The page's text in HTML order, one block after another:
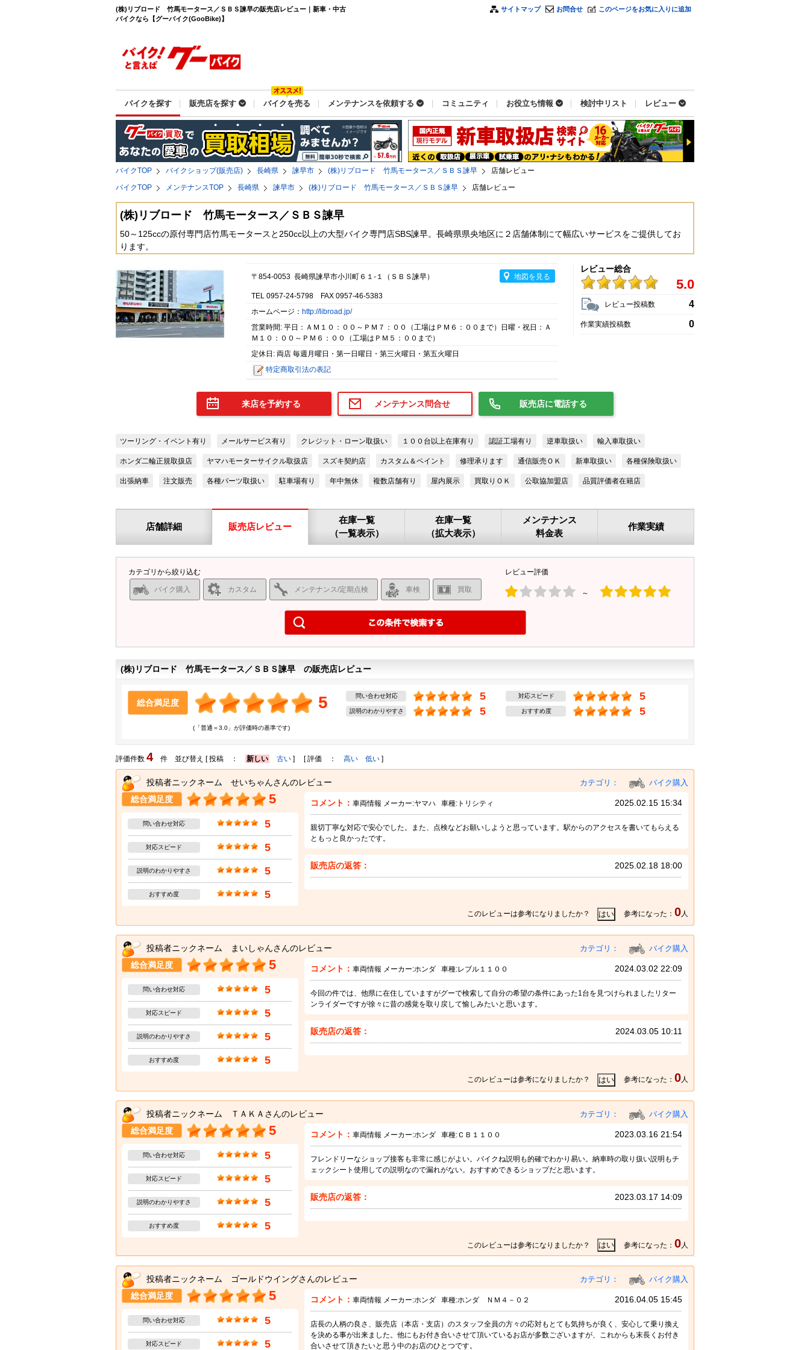
(株)リブロード 竹馬モータース／ＳＢＳ諫早の販売店レビュー｜新車・中古
バイクなら【グーバイク(GooBike)】
サイトマップ お問合せ このページをお気に入りに追加
バイクを探す 販売店を探す バイクを売る メンテナンスを依頼する コミュニティ お役立ち情報 検討中リスト レビュー
バイクTOP バイクショップ(販売店) 長崎県 諫早市 (株)リブロード 竹馬モータース／ＳＢＳ諫早
店舗レビュー
バイクTOP
メンテナンスTOP 長崎県 諫早市 (株)リブロード 竹馬モータース／ＳＢＳ諫早 店舗レビュー
(株)リブロード 竹馬モータース／ＳＢＳ諫早
50～125ccの原付専門店竹馬モータースと250cc以上の大型バイク専門店SBS諫早。長崎県県央地区に２店舗体制にて幅広いサービスをご提供してお
ります。
〒854-0053 長崎県諫早市小川町６１-１（ＳＢＳ諫早） 地図を見る
TEL 0957-24-5798 FAX 0957-46-5383
ホームページ： http://libroad.jp/
営業時間: 平日：ＡＭ１０：００～ＰＭ７：００（工場はＰＭ６：００まで）日曜・祝日：Ａ
Ｍ１０：００～ＰＭ６：００（工場はＰＭ５：００まで）
定休日: 両店 毎週月曜日・第一日曜日・第三火曜日・第五火曜日
特定商取引法の表記
レビュー総合
5.0
レビュー投稿数 4
作業実績投稿数 0
来店を予約する メンテナンス問合せ 販売店に電話する
ツーリング・イベント有り メールサービス有り クレジット・ローン取扱い １００台以上在庫有り 認証工場有り 逆車取扱い 輸入車取扱い
ホンダ二輪正規取扱店 ヤマハモーターサイクル取扱店 スズキ契約店 カスタム＆ペイント 修理承ります 通信販売ＯＫ 新車取扱い 各種保険取扱い
出張納車 注文販売 各種パーツ取扱い 駐車場有り 年中無休 複数店舗有り 屋内展示 買取りＯＫ 公取協加盟店 品質評価者在籍店
店舗詳細 販売店レビュー
在庫一覧
（一覧表示）
在庫一覧
（拡大表示）
メンテナンス
料金表
作業実績
カテゴリから絞り込む
バイク購入 カスタム メンテナンス/定期点検 車検 買取
レビュー評価
～
(株)リブロード 竹馬モータース／ＳＢＳ諫早 の販売店レビュー
総合満足度 5
(「普通＝3.0」が評価時の基準です)
問い合わせ対応 5 対応スピード 5
説明のわかりやすさ 5 おすすめ度 5
評価件数 4 件 並び替え [ 投稿 ： 新しい 古い ] [ 評価 ： 高い 低い ]
投稿者ニックネーム せいちゃんさんのレビュー カテゴリ： バイク購入
総合満足度 5
問い合わせ対応 5
対応スピード 5
説明のわかりやすさ 5
おすすめ度 5
コメント： 車両情報 メーカー:ヤマハ 車種: トリシティ 2025.02.15 15:34
親切丁寧な対応で安心でした。また、点検などお願いしようと思っています。駅からのアクセスを書いてもらえる
ともっと良かったです。
販売店の返答： 2025.02.18 18:00
このレビューは参考になりましたか？ 参考になった： 0人
投稿者ニックネーム まいしゃんさんのレビュー カテゴリ： バイク購入
総合満足度 5
問い合わせ対応 5
対応スピード 5
説明のわかりやすさ 5
おすすめ度 5
コメント： 車両情報 メーカー:ホンダ 車種:レブル１１００ 2024.03.02 22:09
今回の件では、他県に在住していますがグーで検索して自分の希望の条件にあった1台を見つけられましたリター
ンライダーですが徐々に昔の感覚を取り戻して愉しみたいと思います。
販売店の返答： 2024.03.05 10:11
このレビューは参考になりましたか？ 参考になった： 0人
投稿者ニックネーム ＴＡＫＡさんのレビュー カテゴリ： バイク購入
総合満足度 5
問い合わせ対応 5
対応スピード 5
説明のわかりやすさ 5
おすすめ度 5
コメント： 車両情報 メーカー:ホンダ 車種:ＣＢ１１００ 2023.03.16 21:54
フレンドリーなショップ接客も非常に感じがよい。バイクね説明も的確でわかり易い。納車時の取り扱い説明もチ
ェックシート使用しての説明なので漏れがない。おすすめできるショップだと思います。
販売店の返答： 2023.03.17 14:09
このレビューは参考になりましたか？ 参考になった： 0 人
投稿者ニックネーム ゴールドウイングさんのレビュー カテゴリ： バイク購入
総合満足度 5
問い合わせ対応 5
対応スピード 5
コメント： 車両情報 メーカー:ホンダ 車種:ホンダ ＮＭ４－０２ 2016.04.05 15:45
店長の人柄の良さ、販売店（本店・支店）のスタッフ全員の方々の応対もとても気持ちが良く、安心して乗り換え
を決める事が出来ました。他にもお付き合いさせて頂いているお店が多数ございますが、これからも末長くお付き
合いさせて頂きたいと思う中のお店のひとつです。